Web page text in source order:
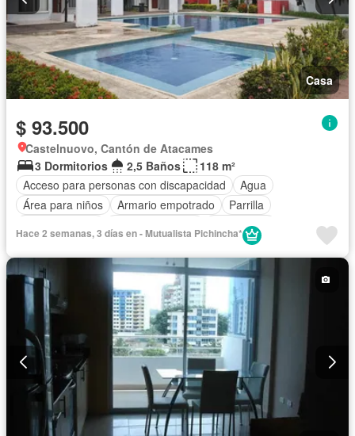
Casa
$ 93.500
Castelnuovo, Cantón de Atacames
3 Dormitorios
2,5 Baños
118 m²
Acceso para personas con discapacidad
Agua
Área para niños
Armario empotrado
Parrilla
Electricidad
Internet
Jardín
Patio
Conserje
Seguridad
Completamente amoblado
Hace 2 semanas, 3 días en - Mutualista Pichincha*